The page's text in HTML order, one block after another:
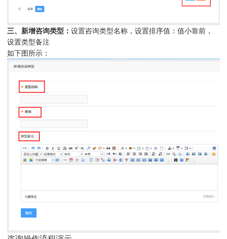
三、新增咨询类型：设置咨询类型名称，设置排序值：值小靠前，
设置类型备注
如下图所示：